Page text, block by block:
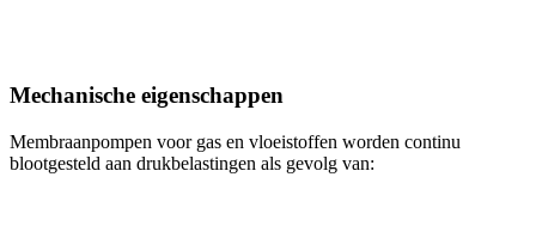
Mechanische eigenschappen
Membraanpompen voor gas en vloeistoffen worden continu
blootgesteld aan drukbelastingen als gevolg van: